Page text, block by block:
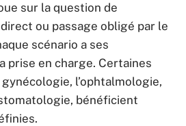
sur la question de
ou passage obligé par le
scénario a ses
prise en charge. Certaines
l’ophtalmologie,
bénéficient